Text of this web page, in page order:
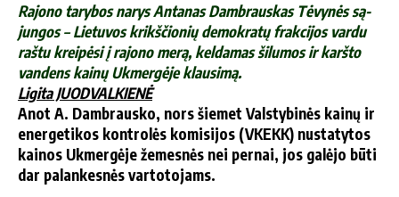
Ra­jo­no ta­ry­bos na­rys An­ta­nas Damb­raus­kas Tė­vy­nės są­
jun­gos – Lie­tu­vos krikš­čio­nių de­mok­ra­tų frak­ci­jos var­du
raš­tu krei­pė­si į ra­jo­no me­rą, kel­da­mas ši­lu­mos ir karš­to
van­dens kai­nų Uk­mer­gė­je klau­si­mą.
Li­gi­ta JUODVALKIENĖ
Anot A. Damb­raus­ko, nors šie­met Vals­ty­bi­nės kai­nų ir
ener­ge­ti­kos kon­tro­lės ko­mi­si­jos (VKEKK) nu­sta­ty­tos
kai­nos Uk­mer­gė­je že­mes­nės nei per­nai, jos ga­lė­jo bū­ti
dar pa­lan­kes­nės var­to­to­jams.